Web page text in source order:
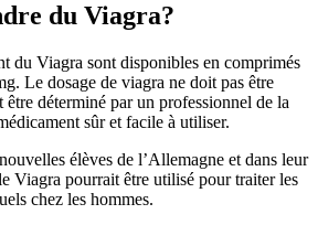
du Viagra?
du Viagra sont disponibles en comprimés
Le dosage de viagra ne doit pas être
être déterminé par un professionnel de la
sûr et facile à utiliser.
élèves de l’Allemagne et dans leur
Viagra pourrait être utilisé pour traiter les
chez les hommes.